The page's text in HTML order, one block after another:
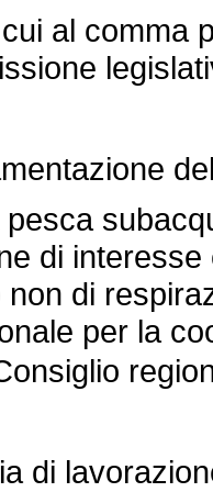
al comma
di
di
per la
di